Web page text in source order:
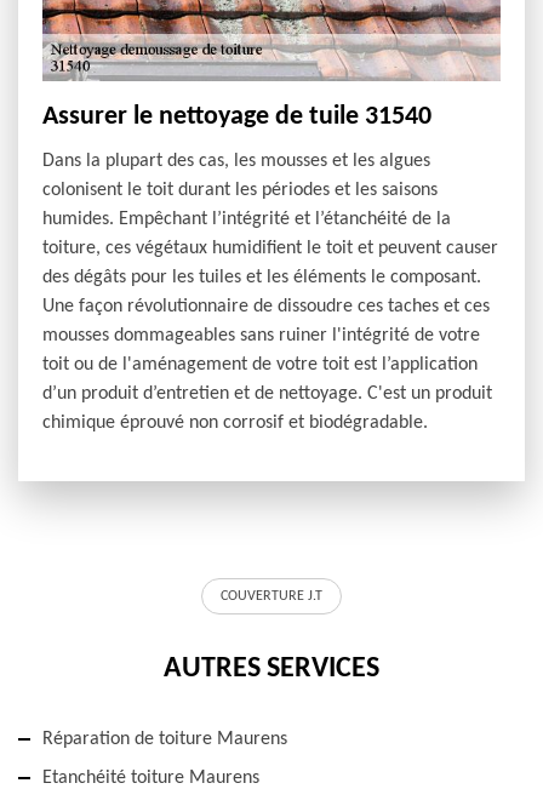
Assurer le nettoyage de tuile 31540
Dans la plupart des cas, les mousses et les algues
colonisent le toit durant les périodes et les saisons
humides. Empêchant l’intégrité et l’étanchéité de la
toiture, ces végétaux humidifient le toit et peuvent causer
des dégâts pour les tuiles et les éléments le composant.
Une façon révolutionnaire de dissoudre ces taches et ces
mousses dommageables sans ruiner l'intégrité de votre
toit ou de l'aménagement de votre toit est l’application
d’un produit d’entretien et de nettoyage. C'est un produit
chimique éprouvé non corrosif et biodégradable.
COUVERTURE J.T
AUTRES SERVICES
Réparation de toiture Maurens
Etanchéité toiture Maurens